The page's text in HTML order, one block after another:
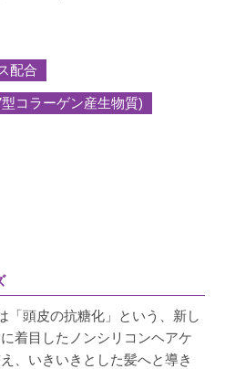
ていました。毎日朝と
た髪質になってきまし
配合
コラーゲン産生物質)
「頭皮の抗糖化」という、新し
着目したノンシリコンヘアケ
、いきいきとした髪へと導き